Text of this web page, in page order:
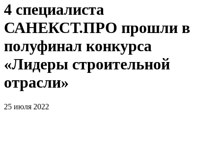
4 специалиста
САНЕКСТ.ПРО прошли в
полуфинал конкурса
«Лидеры строительной
отрасли»
25 июля 2022